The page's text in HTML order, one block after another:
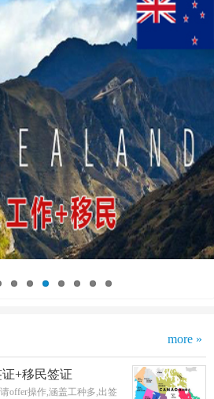
more »
+移民签证
offer操作,涵盖工种多,出签